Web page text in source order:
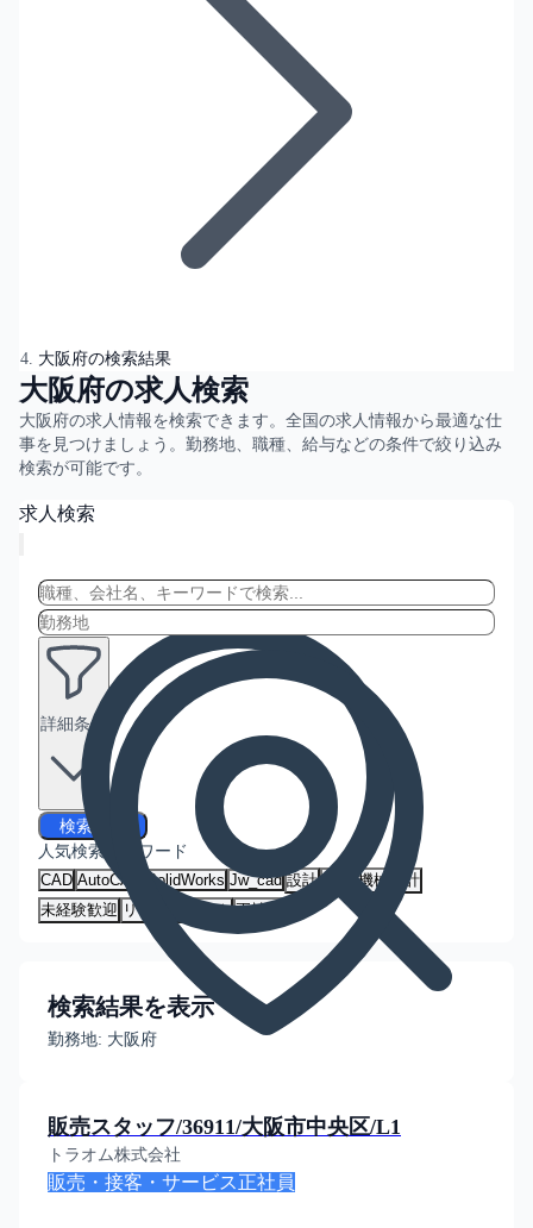
大阪府の検索結果
大阪府の求人検索
大阪府の求人情報を検索できます。全国の求人情報から最適な仕
事を見つけましょう。勤務地、職種、給与などの条件で絞り込み
検索が可能です。
求人検索
詳細条件
検索する
人気検索キーワード
CAD AutoCAD SolidWorks Jw_cad 設計
機械設計
未経験歓迎 リモートワーク 正社員
検索結果を表示
勤務地: 大阪府
販売スタッフ/36911/大阪市中央区/L1
トラオム株式会社
販売・接客・サービス 正社員